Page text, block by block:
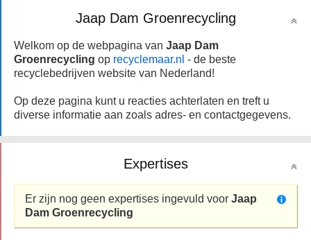
Jaap Dam Groenrecycling
Welkom op de webpagina van Jaap Dam
Groenrecycling op recyclemaar.nl - de beste
recyclebedrijven website van Nederland!
Op deze pagina kunt u reacties achterlaten en treft u
diverse informatie aan zoals adres- en contactgegevens.
Expertises
Er zijn nog geen expertises ingevuld voor Jaap
Dam Groenrecycling